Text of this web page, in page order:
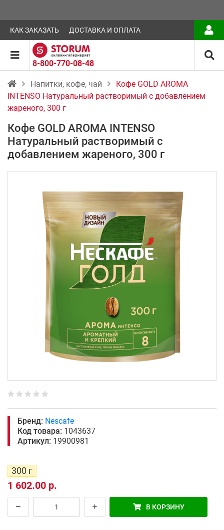
КАК ЗАКАЗАТЬ ДОСТАВКА И ОПЛАТА
8-800-770-08-48
Напитки, кофе, чай
Кофе GOLD AROMA
INTENSO Натуральный растворимый с добавлением
жареного, 300 г
Кофе GOLD AROMA INTENSO
Натуральный растворимый с
добавлением жареного, 300 г
Бренд: Nescafe
Код товара: 1043637
Артикул: 19900981
300 г
1 602.00 р.
В КОРЗИНУ